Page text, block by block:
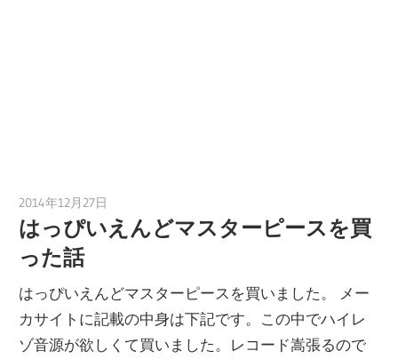
2014年12月27日
はっぴいえんどマスターピースを買
った話
はっぴいえんどマスターピースを買いました。 メー
カサイトに記載の中身は下記です。この中でハイレ
ゾ音源が欲しくて買いました。レコード嵩張るので